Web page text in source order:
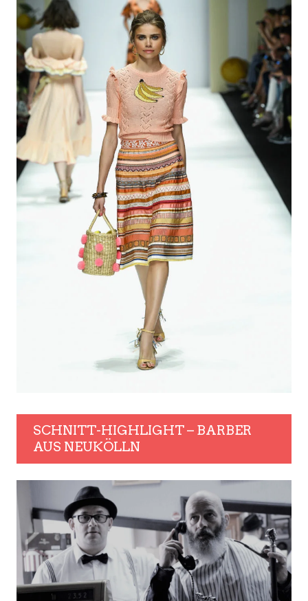
SCHNITT-HIGHLIGHT – BARBER
AUS NEUKÖLLN